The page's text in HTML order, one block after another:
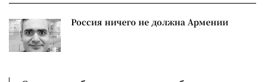
Россия ничего не должна Армении